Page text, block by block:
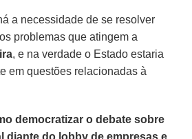
a necessidade de se resolver
problemas que atingem a
, e na verdade o Estado estaria
em questões relacionadas à
democratizar o debate sobre
diante do lobby de empresas e